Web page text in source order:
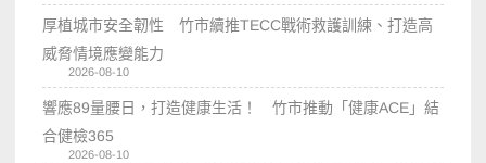
厚植城市安全韌性 竹市續推TECC戰術救護訓練、打造高
威脅情境應變能力
2026-08-10
響應89量腰日，打造健康生活！ 竹市推動「健康ACE」結
合健檢365
2026-08-10